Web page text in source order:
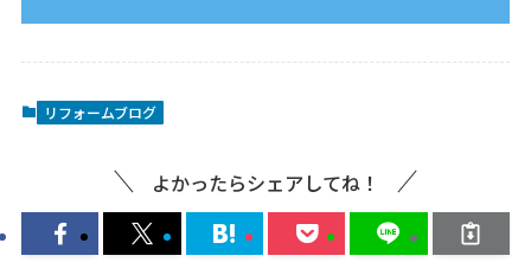
リフォームブログ
よかったらシェアしてね！